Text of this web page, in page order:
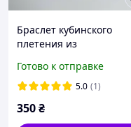
Браслет кубинского
плетения из
поздравительной
открыткой
Готово к отправке
5.0 (1)
350₴